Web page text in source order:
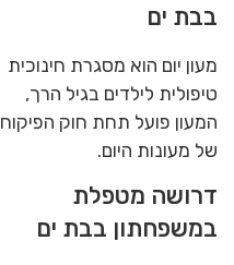
בבת ים
מעון יום הוא מסגרת חינוכית
טיפולית לילדים בגיל הרך,
המעון פועל תחת חוק הפיקוח
של מעונות היום.
דרושה מטפלת
במשפחתון בבת ים